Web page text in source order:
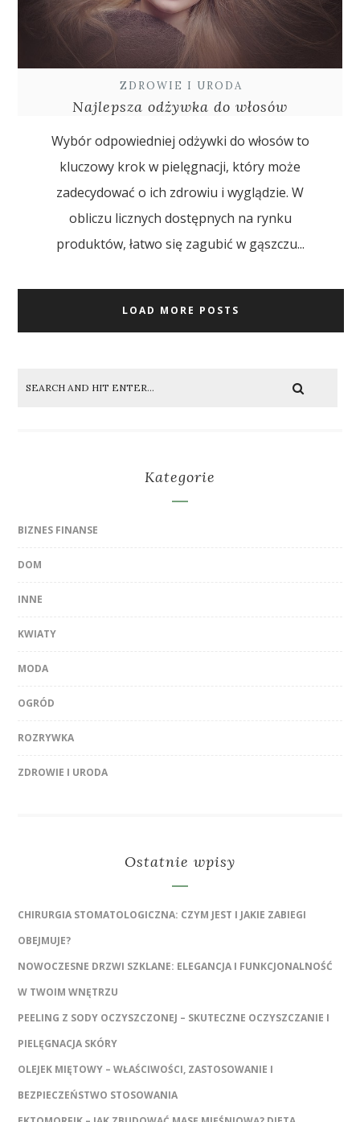
ZDROWIE I URODA
Najlepsza odżywka do włosów
Wybór odpowiedniej odżywki do włosów to
kluczowy krok w pielęgnacji, który może
zadecydować o ich zdrowiu i wyglądzie. W
obliczu licznych dostępnych na rynku
produktów, łatwo się zagubić w gąszczu...
LOAD MORE POSTS
Kategorie
BIZNES FINANSE
DOM
INNE
KWIATY
MODA
OGRÓD
ROZRYWKA
ZDROWIE I URODA
Ostatnie wpisy
CHIRURGIA STOMATOLOGICZNA: CZYM JEST I JAKIE ZABIEGI
OBEJMUJE?
NOWOCZESNE DRZWI SZKLANE: ELEGANCJA I FUNKCJONALNOŚĆ
W TWOIM WNĘTRZU
PEELING Z SODY OCZYSZCZONEJ – SKUTECZNE OCZYSZCZANIE I
PIELĘGNACJA SKÓRY
OLEJEK MIĘTOWY – WŁAŚCIWOŚCI, ZASTOSOWANIE I
BEZPIECZEŃSTWO STOSOWANIA